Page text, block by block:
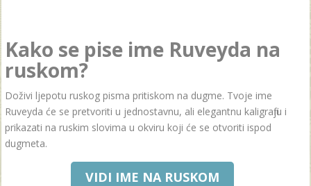
Kako se pise ime Ruveyda na
ruskom?
Doživi ljepotu ruskog pisma pritiskom na dugme. Tvoje ime
Ruveyda će se pretvoriti u jednostavnu, ali elegantnu kaligrafiju i
prikazati na ruskim slovima u okviru koji će se otvoriti ispod
dugmeta.
VIDI IME NA RUSKOM